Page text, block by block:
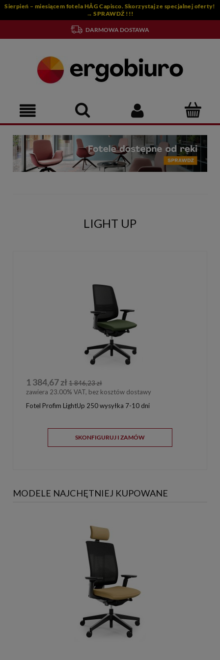
Sierpień – miesiącem fotela HÅG Capisco. Skorzystaj ze specjalnej oferty!
→ SPRAWDŹ !!!
DARMOWA DOSTAWA
LIGHT UP
1 384,67 zł1 846,23 zł
zawiera 23.00% VAT, bez kosztów dostawy
Fotel Profim LightUp 250 wysyłka 7-10 dni
SKONFIGURUJ I ZAMÓW
MODELE NAJCHĘTNIEJ KUPOWANE